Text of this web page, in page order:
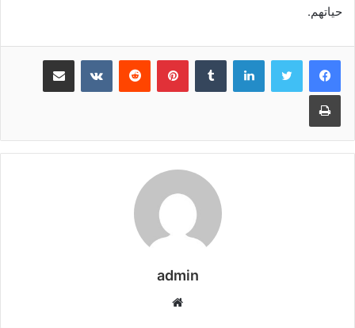
حياتهم.
لينكدإن بينتيريست مشاركة عبر البريد
طباعة
admin